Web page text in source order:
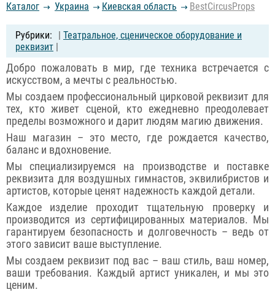
Каталог Украина Киевская область BestCircusProps
| Театральное, сценическое оборудование и
реквизит |
Добро пожаловать в мир, где техника встречается с
искусством, а мечты с реальностью.
Мы создаем профессиональный цирковой реквизит для
тех, кто живет сценой, кто ежедневно преодолевает
пределы возможного и дарит людям магию движения.
Наш магазин – это место, где рождается качество,
баланс и вдохновение.
Мы специализируемся на производстве и поставке
реквизита для воздушных гимнастов, эквилибристов и
артистов, которые ценят надежность каждой детали.
Каждое изделие проходит тщательную проверку и
производится из сертифицированных материалов. Мы
гарантируем безопасность и долговечность – ведь от
этого зависит ваше выступление.
Мы создаем реквизит под вас – ваш стиль, ваш номер,
ваши требования. Каждый артист уникален, и мы это
ценим.